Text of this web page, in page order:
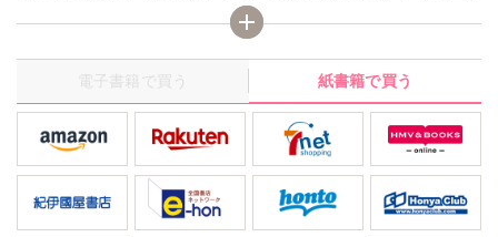
同期・藤牧とデートをすることに。 仕事ができる彼はエスコート
もスマートで完璧! 恋愛スキルが乏しい彩乃だけど、 藤牧に求め
られて思わず…? 恋と結婚の間で揺れる、大人のピュアラブロマ
ン! 「この人になら抱かれてもいい」ーー。
電子書籍で買う 紙書籍で買う